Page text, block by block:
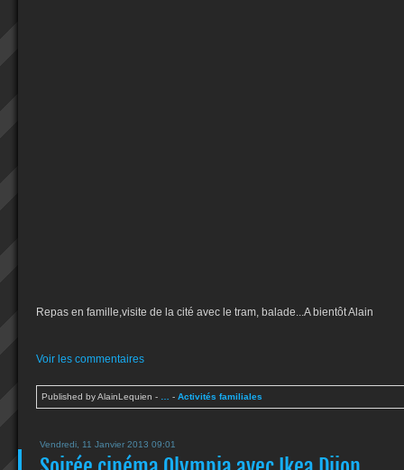
Repas en famille,visite de la cité avec le tram, balade...A bientôt Alain
Voir les commentaires
Published by AlainLequien - … - Activités familiales
Vendredi, 11 Janvier 2013 09:01